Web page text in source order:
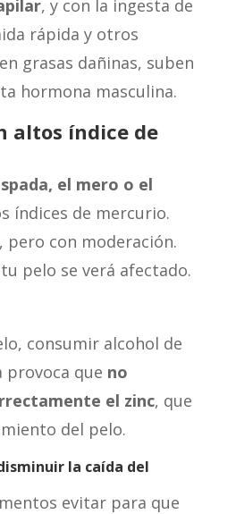
, y con la ingesta de
rápida y otros
grasas dañinas, suben
hormona masculina.
altos índice de
el mero o el
índices de mercurio.
pero con moderación.
pelo se verá afectado.
consumir alcohol de
provoca que no
el zinc, que
del pelo.
la caída del
evitar para que